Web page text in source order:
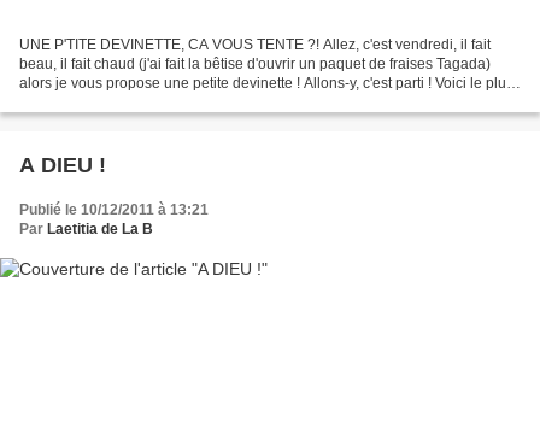
UNE P'TITE DEVINETTE, CA VOUS TENTE ?! Allez, c'est vendredi, il fait
beau, il fait chaud (j'ai fait la bêtise d'ouvrir un paquet de fraises Tagada)
alors je vous propose une petite devinette ! Allons-y, c'est parti ! Voici le plus
A DIEU !
Publié le 10/12/2011 à 13:21
Par Laetitia de La B